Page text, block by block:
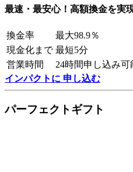
最速・最安心！高額換金を実
換金率
最大98.9％
現金化まで 最短5分
営業時間
24時間申し込み可
インパクトに 申し込む
パーフェクトギフト